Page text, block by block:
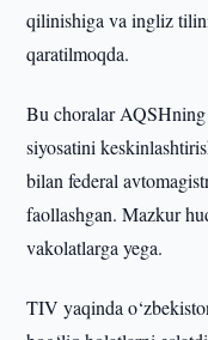
qilinishiga va ingliz
qaratilmoqda.
Bu choralar
siyosatini
bilan federal
faollashgan. Mazkur
vakolatlarga yega.
TIV yaqinda